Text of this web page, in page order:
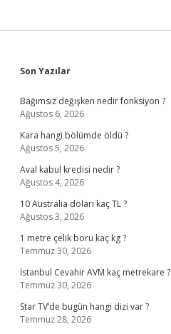
Sidebar
Son Yazılar
Bağımsız değişken nedir fonksiyon ?
Ağustos 6, 2026
Kara hangi bölümde öldü ?
Ağustos 5, 2026
Aval kabul kredisi nedir ?
Ağustos 4, 2026
10 Australia doları kaç TL ?
Ağustos 3, 2026
1 metre çelik boru kaç kg ?
Temmuz 30, 2026
İstanbul Cevahir AVM kaç metrekare ?
Temmuz 30, 2026
Star TV’de bugün hangi dizi var ?
Temmuz 28, 2026